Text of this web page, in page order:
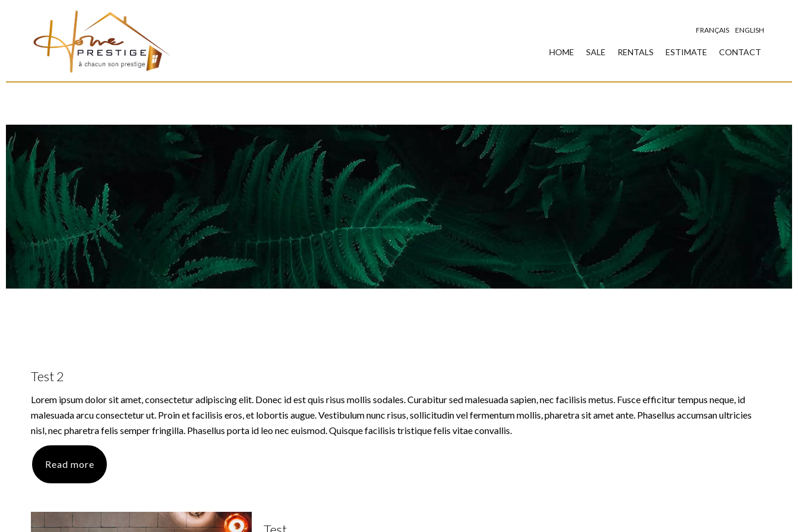
FRANÇAIS ENGLISH
HOME SALE RENTALS ESTIMATE CONTACT
Test 2
Lorem ipsum dolor sit amet, consectetur adipiscing elit. Donec id est quis risus mollis sodales. Curabitur sed malesuada sapien, nec facilisis metus. Fusce efficitur tempus neque, id
malesuada arcu consectetur ut. Proin et facilisis eros, et lobortis augue. Vestibulum nunc risus, sollicitudin vel fermentum mollis, pharetra sit amet ante. Phasellus accumsan ultricies
nisl, nec pharetra felis semper fringilla. Phasellus porta id leo nec euismod. Quisque facilisis tristique felis vitae convallis.
Read more